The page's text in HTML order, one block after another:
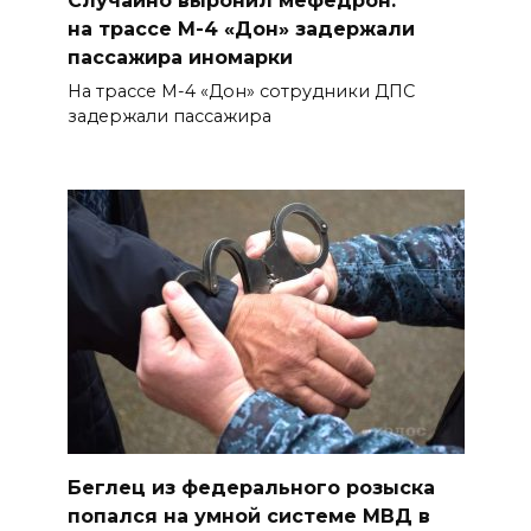
Садовой, 94, обследуют
специалисты
07 августа 2026 17:03
ростовчанам тяжело
переносить жару
07 августа 2026 16:30
ВСЕ КАК ЕСТЬ. Исчезающая
Украина. Страна вдов и
сирот...
07 августа 2026 16:11
В Чертковском районе
на трассе М-4 «Дон» задержали
пассажира иномарки
На трассе М-4 «Дон» сотрудники ДПС
задержали пассажира
Беглец из федерального розыска
попался на умной системе МВД в